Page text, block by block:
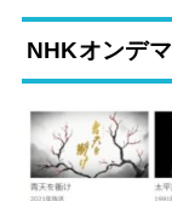
NHKオンデ